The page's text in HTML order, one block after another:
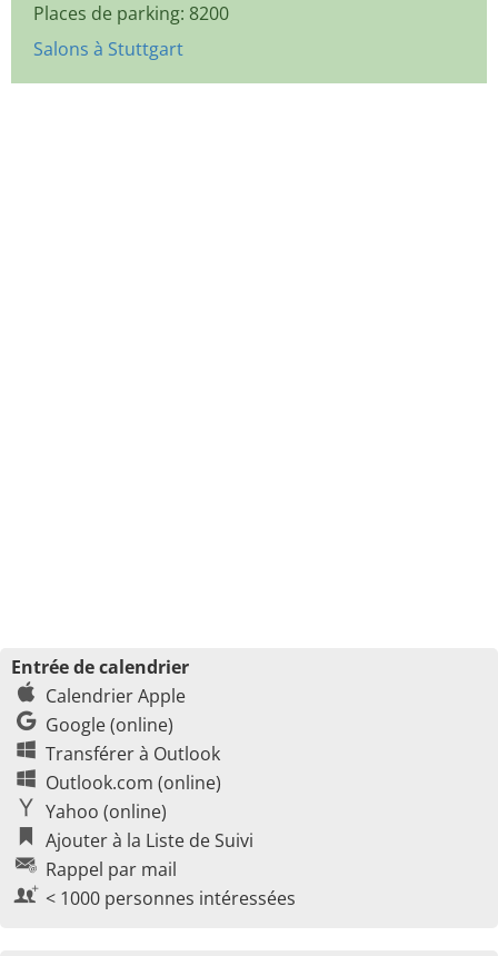
Places de parking: 8200
Salons à Stuttgart
Entrée de calendrier
Calendrier Apple
Google (online)
Transférer à Outlook
Outlook.com (online)
Yahoo (online)
Ajouter à la Liste de Suivi
Rappel par mail
< 1000 personnes intéressées